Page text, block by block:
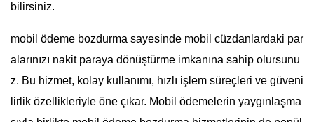
bilirsiniz.
mobil ödeme bozdurma sayesinde mobil cüzdanlardaki par
alarınızı nakit paraya dönüştürme imkanına sahip olursunu
z. Bu hizmet, kolay kullanımı, hızlı işlem süreçleri ve güveni
lirlik özellikleriyle öne çıkar. Mobil ödemelerin yaygınlaşma